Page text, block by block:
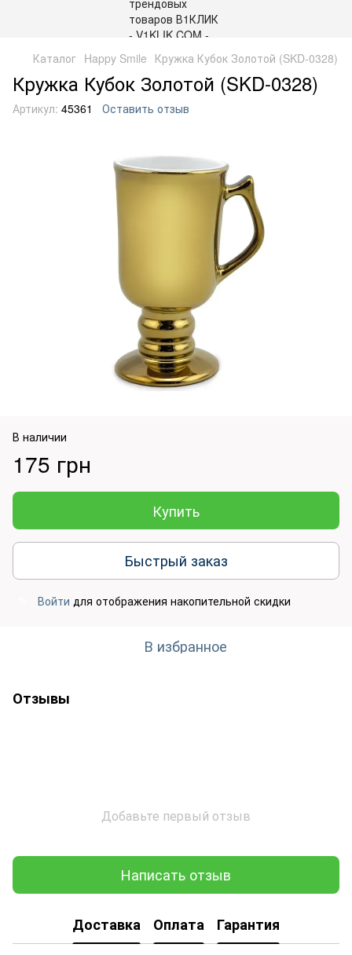
Каталог Happy Smile Кружка Кубок Золотой (SKD-0328)
Кружка Кубок Золотой (SKD-0328)
Артикул: 45361 Оставить отзыв
В наличии
175 грн
Купить
Быстрый заказ
Войти для отображения накопительной скидки
В избранное
Отзывы
Добавьте первый отзыв
Написать отзыв
Доставка Оплата Гарантия